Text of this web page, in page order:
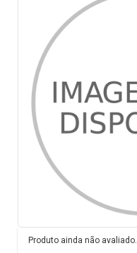
Produto ainda não avaliado.